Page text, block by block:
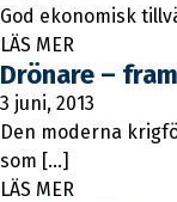
God ekonomisk
LÄS MER
Drönare –
3 juni, 2013
Den moderna
som […]
LÄS MER